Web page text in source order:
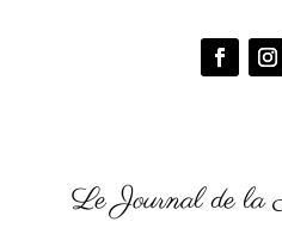
Le Journal de la